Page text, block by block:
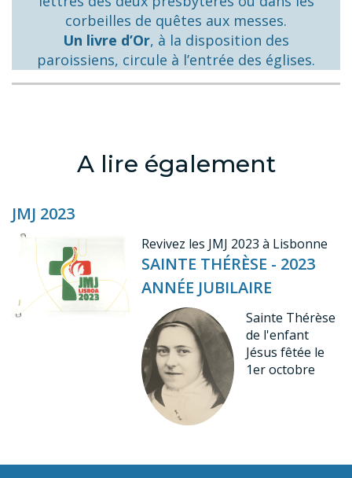
corbeilles de quêtes aux messes.
Un livre d’Or, à la disposition des
paroissiens, circule à l’entrée des églises.
A lire également
JMJ 2023
Revivez les JMJ 2023 à Lisbonne
SAINTE THÉRÈSE - 2023
ANNÉE JUBILAIRE
Sainte Thérèse
de l'enfant
Jésus fêtée le
1er octobre